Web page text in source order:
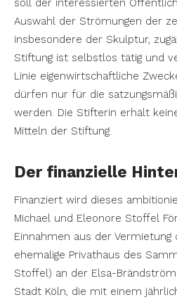
soll der interessierten
Auswahl der Strömungen der
insbesondere der Skulptur,
Stiftung ist selbstlos tätig und
Linie eigenwirtschaftliche
dürfen nur für die
werden. Die Stifterin erhält
Mitteln der Stiftung.
Der finanzielle
Finanziert wird dieses
Michael und Eleonore Stoffel
Einnahmen aus der
ehemalige Privathaus des
Stoffel) an der Elsa-
Stadt Köln, die mit einem